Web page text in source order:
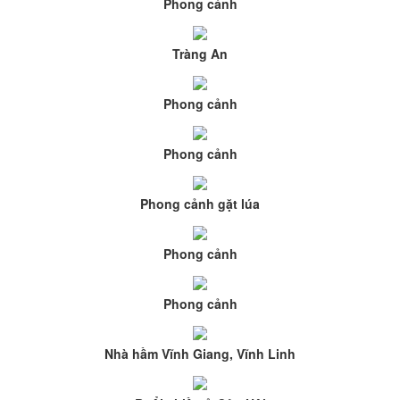
Tràng An
Phong cảnh
Phong cảnh
Phong cảnh gặt lúa
Phong cảnh
Phong cảnh
Nhà hầm Vĩnh Giang, Vĩnh Linh